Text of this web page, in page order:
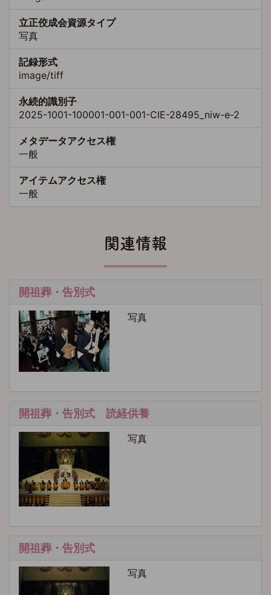
立正佼成会資源タイプ
写真
記録形式
image/tiff
永続的識別子
2025-1001-100001-001-001-CIE-28495_niw-e-2
メタデータアクセス権
一般
アイテムアクセス権
一般
関連情報
開祖葬・告別式
写真
開祖葬・告別式 読経供養
写真
開祖葬・告別式
写真